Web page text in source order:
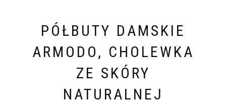
PÓŁBUTY DAMSKIE
ARMODO, CHOLEWKA
ZE SKÓRY
NATURALNEJ